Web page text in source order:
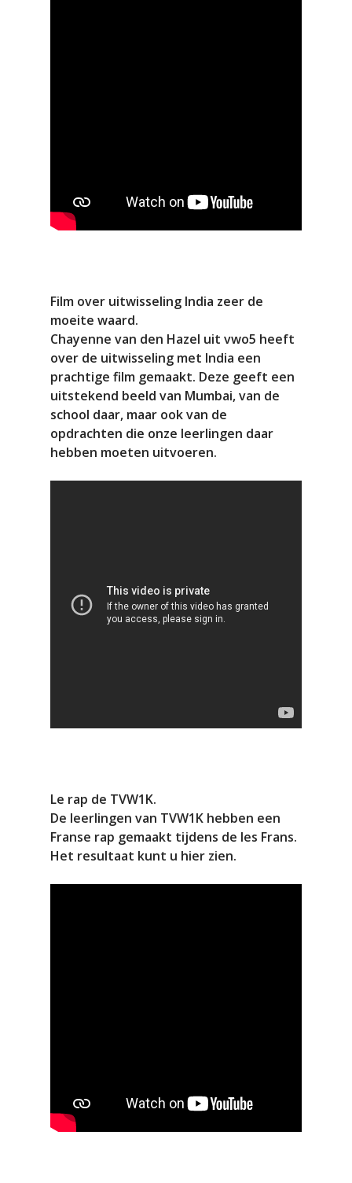
Film over uitwisseling India zeer de
moeite waard.
Chayenne van den Hazel uit vwo5 heeft
over de uitwisseling met India een
prachtige film gemaakt. Deze geeft een
uitstekend beeld van Mumbai, van de
school daar, maar ook van de
opdrachten die onze leerlingen daar
hebben moeten uitvoeren.
Le rap de TVW1K.
De leerlingen van TVW1K hebben een
Franse rap gemaakt tijdens de les Frans.
Het resultaat kunt u hier zien.